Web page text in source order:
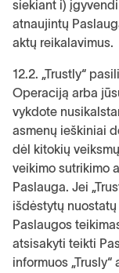
siekiant i)
atnaujintų
aktų reikalavimus.
12.2. „Trustly“
Operaciją arba
vykdote
asmenų ieškiniai
dėl kitokių
veikimo sutrikimo
Paslauga. Jei
išdėstytų nuostatų
Paslaugos
atsisakyti teikti
informuos